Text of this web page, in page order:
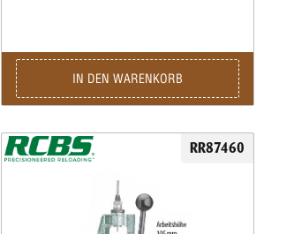
IN DEN WARENKORB
RR87460